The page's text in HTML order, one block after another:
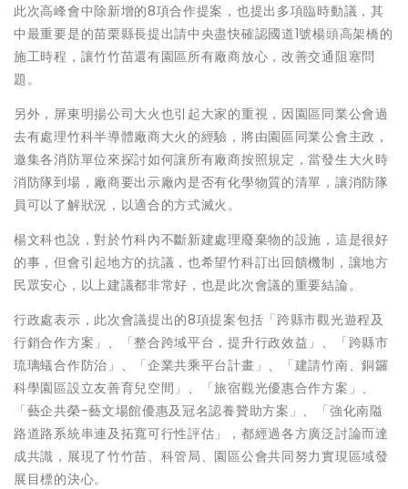
此次高峰會中除新增的8項合作提案，也提出多項臨時動議，其
中最重要是的苗栗縣長提出請中央盡快確認國道1號楊頭高架橋的
施工時程，讓竹竹苗還有園區所有廠商放心，改善交通阻塞問
題。
另外，屏東明揚公司大火也引起大家的重視，因園區同業公會過
去有處理竹科半導體廠商大火的經驗，將由園區同業公會主政，
邀集各消防單位來探討如何讓所有廠商按照規定，當發生大火時
消防隊到場，廠商要出示廠內是否有化學物質的清單，讓消防隊
員可以了解狀況，以適合的方式滅火。
楊文科也說，對於竹科內不斷新建處理廢棄物的設施，這是很好
的事，但會引起地方的抗議，也希望竹科訂出回饋機制，讓地方
民眾安心，以上建議都非常好，也是此次會議的重要結論。
行政處表示，此次會議提出的8項提案包括「跨縣市觀光遊程及
行銷合作方案」、「整合跨域平台，提升行政效益」、「跨縣市
琉璃蟻合作防治」、「企業共乘平台計畫」、「建請竹南、銅鑼
科學園區設立友善育兒空間」、「旅宿觀光優惠合作方案」、
「藝企共榮-藝文場館優惠及冠名認養贊助方案」、「強化南隘
路道路系統串連及拓寬可行性評估」，都經過各方廣泛討論而達
成共識，展現了竹竹苗、科管局、園區公會共同努力實現區域發
展目標的決心。